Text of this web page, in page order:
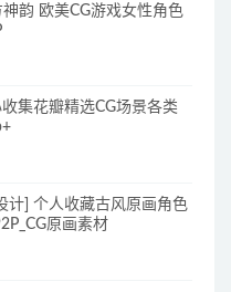
神韵 欧美CG游戏女性角色
集花瓣精选CG场景各类
计] 个人收藏古风原画角色
原画素材